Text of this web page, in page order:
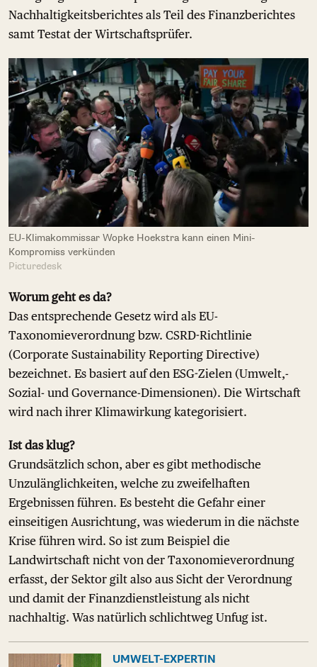
Nachhaltigkeitsberichtes als Teil des Finanzberichtes
samt Testat der Wirtschaftsprüfer.
EU-Klimakommissar Wopke Hoekstra kann einen Mini-
Kompromiss verkünden
Picturedesk
Worum geht es da?
Das entsprechende Gesetz wird als EU-
Taxonomieverordnung bzw. CSRD-Richtlinie
(Corporate Sustainability Reporting Directive)
bezeichnet. Es basiert auf den ESG-Zielen (Umwelt,-
Sozial- und Governance-Dimensionen). Die Wirtschaft
wird nach ihrer Klimawirkung kategorisiert.
Ist das klug?
Grundsätzlich schon, aber es gibt methodische
Unzulänglichkeiten, welche zu zweifelhaften
Ergebnissen führen. Es besteht die Gefahr einer
einseitigen Ausrichtung, was wiederum in die nächste
Krise führen wird. So ist zum Beispiel die
Landwirtschaft nicht von der Taxonomieverordnung
erfasst, der Sektor gilt also aus Sicht der Verordnung
und damit der Finanzdienstleistung als nicht
nachhaltig. Was natürlich schlichtweg Unfug ist.
UMWELT-EXPERTIN